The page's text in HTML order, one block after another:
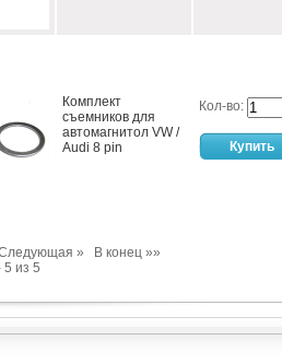
Комплект
съемников для
автомагнитол VW /
Audi 8 pin
Кол-во:
»
В конец »»
5 из 5